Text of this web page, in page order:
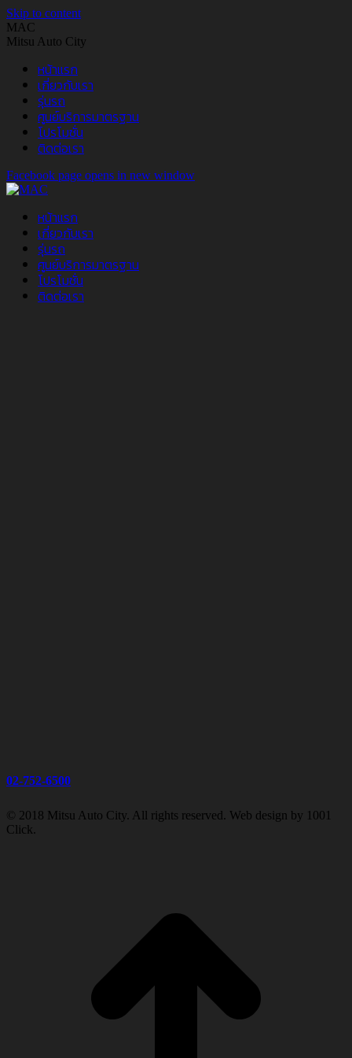
Skip to content
MAC
Mitsu Auto City
หน้าแรก
เกี่ยวกับเรา
รุ่นรถ
ศูนย์บริการมาตรฐาน
โปรโมชั่น
ติดต่อเรา
Facebook page opens in new window
หน้าแรก
เกี่ยวกับเรา
รุ่นรถ
ศูนย์บริการมาตรฐาน
โปรโมชั่น
ติดต่อเรา
02-752-6500
© 2018 Mitsu Auto City. All rights reserved. Web design by 1001
Click.